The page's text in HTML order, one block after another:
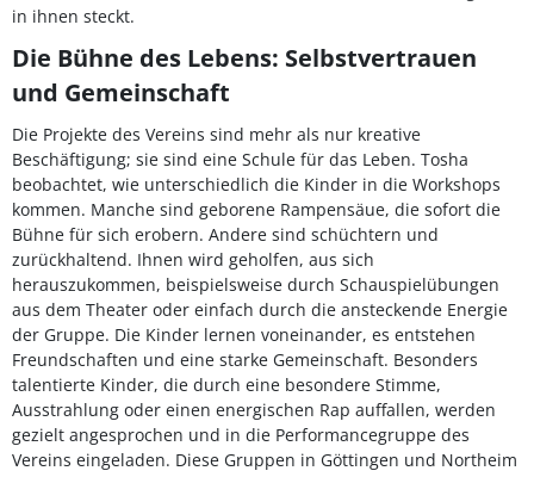
in ihnen steckt.
Die Bühne des Lebens: Selbstvertrauen
und Gemeinschaft
Die Projekte des Vereins sind mehr als nur kreative
Beschäftigung; sie sind eine Schule für das Leben. Tosha
beobachtet, wie unterschiedlich die Kinder in die Workshops
kommen. Manche sind geborene Rampensäue, die sofort die
Bühne für sich erobern. Andere sind schüchtern und
zurückhaltend. Ihnen wird geholfen, aus sich
herauszukommen, beispielsweise durch Schauspielübungen
aus dem Theater oder einfach durch die ansteckende Energie
der Gruppe. Die Kinder lernen voneinander, es entstehen
Freundschaften und eine starke Gemeinschaft. Besonders
talentierte Kinder, die durch eine besondere Stimme,
Ausstrahlung oder einen energischen Rap auffallen, werden
gezielt angesprochen und in die Performancegruppe des
Vereins eingeladen. Diese Gruppen in Göttingen und Northeim